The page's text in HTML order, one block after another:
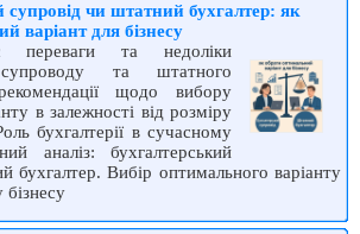
супровід чи штатний бухгалтер: як
варіант для бізнесу
переваги та недоліки
супроводу та штатного
щодо вибору
в залежності від розміру
бухгалтерії в сучасному
аналіз: бухгалтерський
бухгалтер. Вибір оптимального варіанту
бізнесу